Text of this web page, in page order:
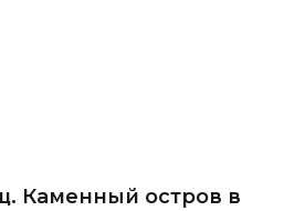
Каменный остров в